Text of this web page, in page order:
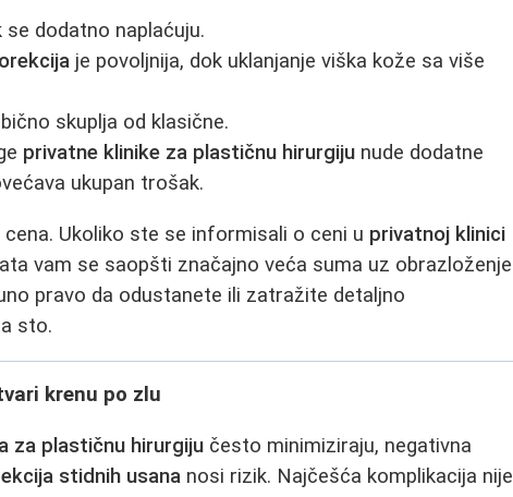
dodatno naplaćuju.
je povoljnija, dok uklanjanje viška kože sa više
skuplja od klasične.
privatne klinike za plastičnu hirurgiju nude dodatne
ukupan trošak.
Ukoliko ste se informisali o ceni u privatnoj klinici
vam se saopšti značajno veća suma uz obrazloženje
pravo da odustanete ili zatražite detaljno
sto.
krenu po zlu
za plastičnu hirurgiju često minimiziraju, negativna
stidnih usana nosi rizik. Najčešća komplikacija nije